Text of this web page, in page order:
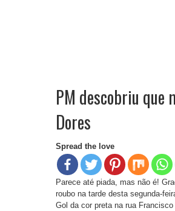
PM descobriu que
Dores
Spread the love
Parece até piada, mas não é!
roubo na tarde desta segunda-
Gol da cor preta na rua